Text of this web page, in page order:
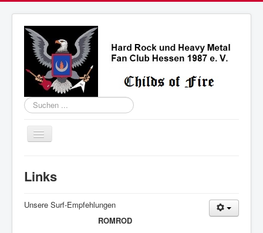
Suchen
...
Termine
Romröder Metal Night
Links
Unsere Surf-Empfehlungen
ROMROD